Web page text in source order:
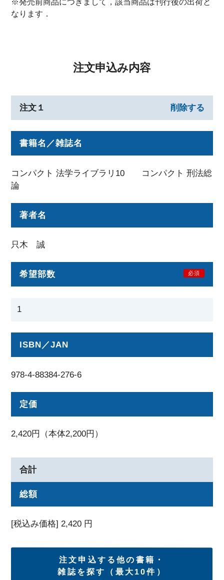
なります．
注文申込み内容
注文１ 削除する
書籍名／雑誌名
コンパクト 法学ライブラリ10 コンパクト 刑法総
論
著者名
只木 誠
希望部数 必須
ISBN／JAN
978-4-88384-276-6
定価
2,420円（本体2,200円）
合計
総額
[税込み価格]2,420 円
注文申込する他の書籍・
雑誌を探す（最大10件）